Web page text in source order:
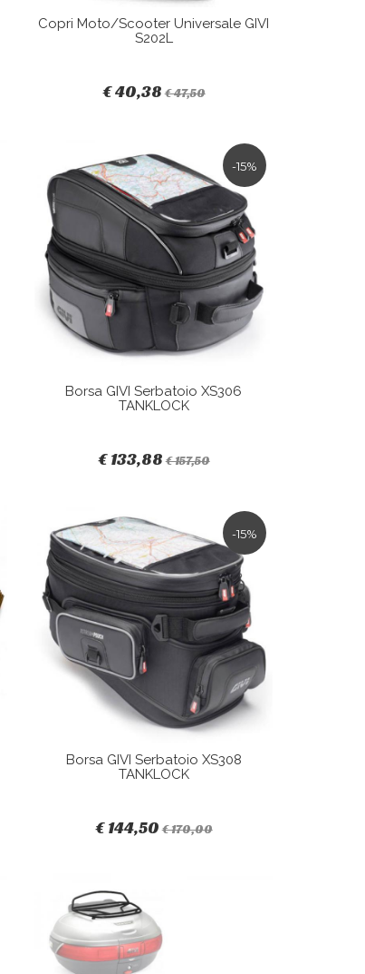
Copri Moto/Scooter Universale GIVI
S202L
€ 40,38€ 47,50
-15%
Borsa GIVI Serbatoio XS306
TANKLOCK
€ 133,88€ 157,50
-15%
Borsa GIVI Serbatoio XS308
TANKLOCK
€ 144,50€ 170,00